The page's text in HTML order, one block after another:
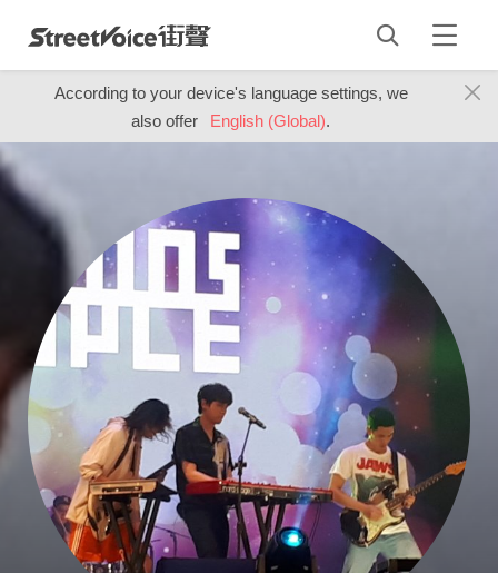
According to your device's language settings, we
also offer
English (Global).